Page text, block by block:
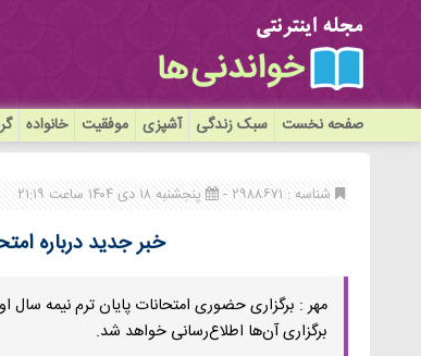
صفحه نخست سبک زندگی آشپزی موفقیت خانواده
شناسه : ۲۹۸۸۶۷۱ - پنجشنبه ۱۸ دی ۱۴۰۴ ساعت ۲۱:۱۹
خبر جدید درباره
برگزاری آن‌ها اطلاع‌رسانی خواهد شد.